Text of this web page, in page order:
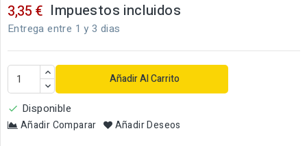
3,35 € Impuestos incluidos
Entrega entre 1 y 3 dias
Añadir Al Carrito
 Disponible
Añadir Comparar Añadir Deseos